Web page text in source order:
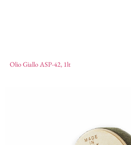
Olio Giallo ASP-42
Olio Giallo ASP-42, 1lt